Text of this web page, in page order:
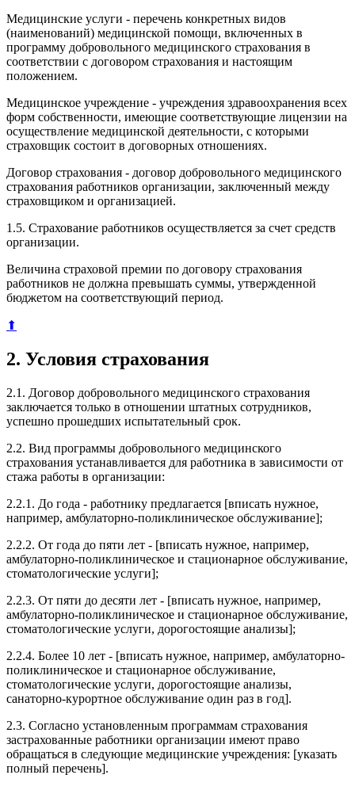
Медицинские услуги - перечень конкретных видов
(наименований) медицинской помощи, включенных в
программу добровольного медицинского страхования в
соответствии с договором страхования и настоящим
положением.
Медицинское учреждение - учреждения здравоохранения всех
форм собственности, имеющие соответствующие лицензии на
осуществление медицинской деятельности, с которыми
страховщик состоит в договорных отношениях.
Договор страхования - договор добровольного медицинского
страхования работников организации, заключенный между
страховщиком и организацией.
1.5. Страхование работников осуществляется за счет средств
организации.
Величина страховой премии по договору страхования
работников не должна превышать суммы, утвержденной
бюджетом на соответствующий период.
⬆
2. Условия страхования
2.1. Договор добровольного медицинского страхования
заключается только в отношении штатных сотрудников,
успешно прошедших испытательный срок.
2.2. Вид программы добровольного медицинского
страхования устанавливается для работника в зависимости от
стажа работы в организации:
2.2.1. До года - работнику предлагается [вписать нужное,
например, амбулаторно-поликлиническое обслуживание];
2.2.2. От года до пяти лет - [вписать нужное, например,
амбулаторно-поликлиническое и стационарное обслуживание,
стоматологические услуги];
2.2.3. От пяти до десяти лет - [вписать нужное, например,
амбулаторно-поликлиническое и стационарное обслуживание,
стоматологические услуги, дорогостоящие анализы];
2.2.4. Более 10 лет - [вписать нужное, например, амбулаторно-
поликлиническое и стационарное обслуживание,
стоматологические услуги, дорогостоящие анализы,
санаторно-курортное обслуживание один раз в год].
2.3. Согласно установленным программам страхования
застрахованные работники организации имеют право
обращаться в следующие медицинские учреждения: [указать
полный перечень].